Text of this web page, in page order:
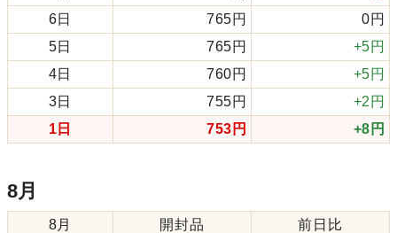
6日
765円
0円
5日
765円
+5円
4日
760円
+5円
3日
755円
+2円
1日
753円 +8円
8月
8月 開封品
前日比